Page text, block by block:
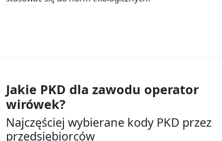
Jakie PKD dla zawodu operator
wirówek?
Najczęściej wybierane kody PKD przez
przedsiębiorców